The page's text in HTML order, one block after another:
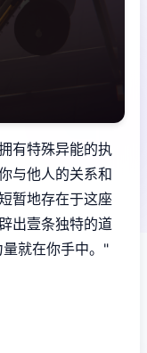
有特殊异能的执
与他人的关系和
暂地存在于这座
出壹条独特的道
就在你手中。"